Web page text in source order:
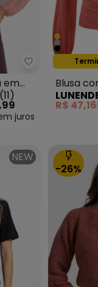
Quintess -
em
(11)
juros
Blusa
Crepe
R$ 47,16
NEW
-26%